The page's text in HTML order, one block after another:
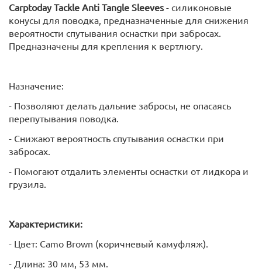
Carptoday Tackle Anti Tangle Sleeves - силиконовые
конусы для поводка, предназначенные для снижения
вероятности спутывания оснастки при забросах.
Предназначены для крепления к вертлюгу.
Назначение:
- Позволяют делать дальние забросы, не опасаясь
перепутывания поводка.
- Снижают вероятность спутывания оснастки при
забросах.
- Помогают отдалить элементы оснастки от лидкора и
грузила.
Характеристики:
- Цвет: Camo Brown (коричневый камуфляж).
- Длина: 30 мм, 53 мм.